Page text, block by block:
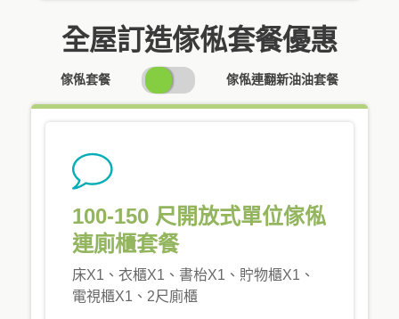
全屋訂造傢俬套餐優惠
傢俬套餐
SWITCH
PRICING
傢俬連翻新油油套餐
100-150 尺開放式單位傢俬
連廁櫃套餐
床X1、衣櫃X1、書枱X1、貯物櫃X1、
電視櫃X1、2尺廁櫃